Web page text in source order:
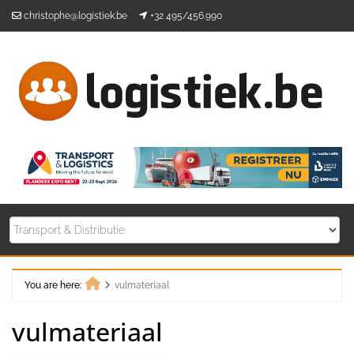
christophe@logistiek.be +32 495/456.990
You are here:
vulmateriaal
vulmateriaal